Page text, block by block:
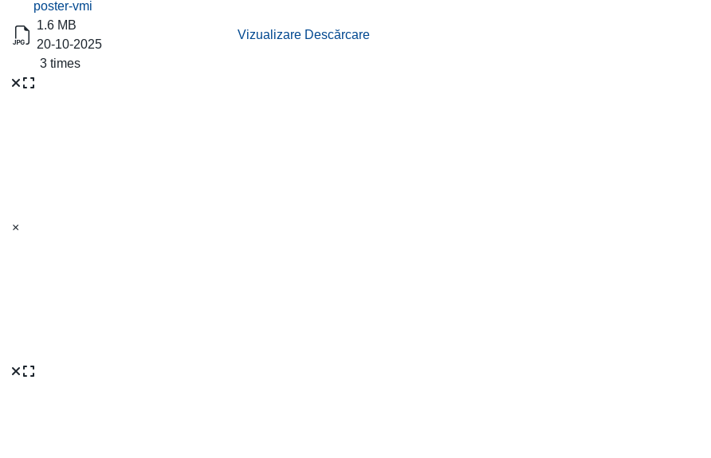
poster-vmi
1.6 MB
20-10-2025
3 times
Vizualizare Descărcare
×